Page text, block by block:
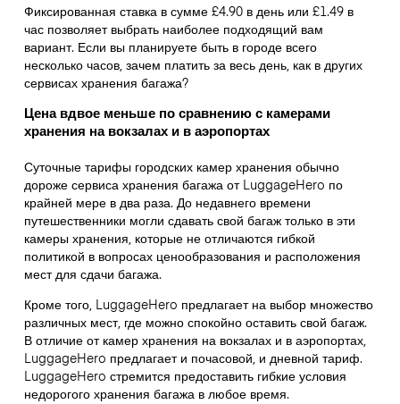
Фиксированная ставка в сумме £4.90 в день или £1.49 в
час позволяет выбрать наиболее подходящий вам
вариант. Если вы планируете быть в городе всего
несколько часов, зачем платить за весь день, как в других
сервисах хранения багажа?
Цена вдвое меньше по сравнению с камерами
хранения на вокзалах и в аэропортах
Суточные тарифы городских камер хранения обычно
дороже сервиса хранения багажа от LuggageHero по
крайней мере в два раза. До недавнего времени
путешественники могли сдавать свой багаж только в эти
камеры хранения, которые не отличаются гибкой
политикой в вопросах ценообразования и расположения
мест для сдачи багажа.
Кроме того, LuggageHero предлагает на выбор множество
различных мест, где можно спокойно оставить свой багаж.
В отличие от камер хранения на вокзалах и в аэропортах,
LuggageHero предлагает и почасовой, и дневной тариф.
LuggageHero стремится предоставить гибкие условия
недорогого хранения багажа в любое время.